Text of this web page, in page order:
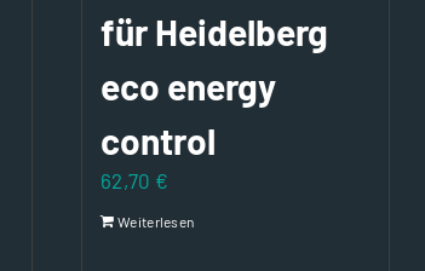
für Heidelberg
eco energy
control
62,70 €
Weiterlesen